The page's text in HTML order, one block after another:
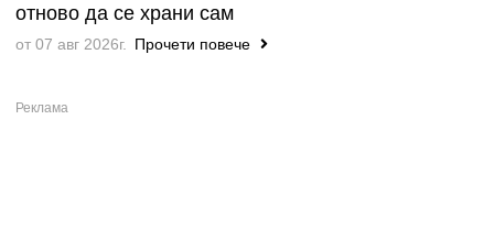
отново да се храни сам
от 07 авг 2026г. Прочети повече